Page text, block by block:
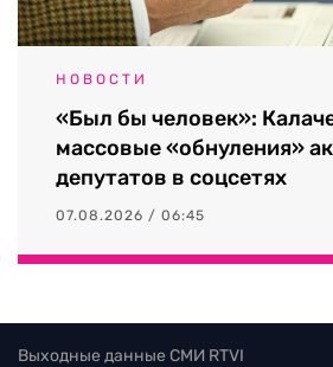
НОВОСТИ
«Был бы человек»:
массовые «обнуления»
депутатов в соцсетях
07.08.2026 / 06:45
Выходные данные СМИ RTVI